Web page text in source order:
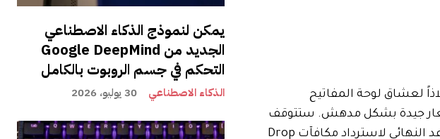
يمكن لنموذج الذكاء الاصطناعي
الجديد من Google DeepMind
التحكم في جسم الروبوت بالكامل
الذكاء الاصطناعي 30 يوليو، 2026
لعشاق لوحة المفاتيح
جيدة بشكل مدهش. ستتوقف
الشركة عن المبيعات بعد 25 مارس الساعة 11:59 مساءً بتوقيت المحيط الهادئ، وهو أيضًا الموعد النهائي لاسترداد مكافآت Drop